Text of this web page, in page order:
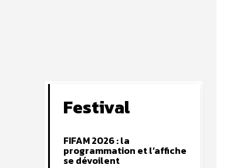
Festival
FIFAM 2026 : la
programmation et l’affiche
se dévoilent